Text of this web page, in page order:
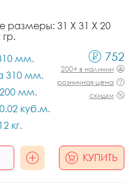
размеры: 31 X 31 X 20
мм.
310 мм.
мм.
куб.м.
кг.
752
200+ в наличии
розничная цена
скидки
КУПИТЬ